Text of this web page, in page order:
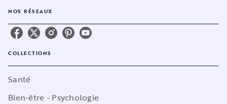
NOS RÉSEAUX
COLLECTIONS
Santé
Bien-être - Psychologie